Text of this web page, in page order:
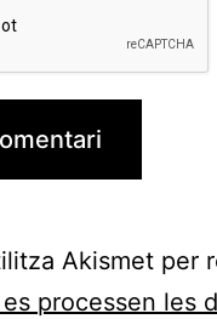
Akismet per
processen les